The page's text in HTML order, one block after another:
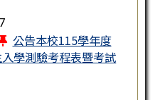
公告本校115學年度
學測驗考程表暨考試